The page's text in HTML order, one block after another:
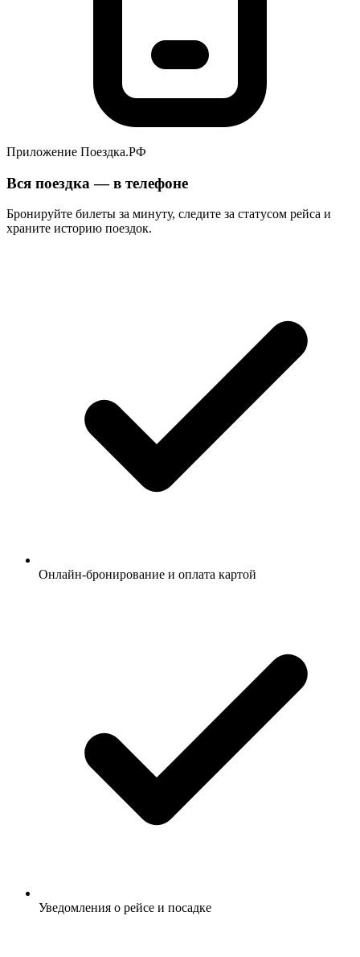
Приложение Поездка.РФ
Вся поездка — в телефоне
Бронируйте билеты за минуту, следите за статусом рейса и
храните историю поездок.
Онлайн-бронирование и оплата картой
Уведомления о рейсе и посадке